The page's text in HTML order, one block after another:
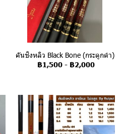
คันชิงหลิว Black Bone (กระดูกดำ)
฿1,500 - ฿2,000